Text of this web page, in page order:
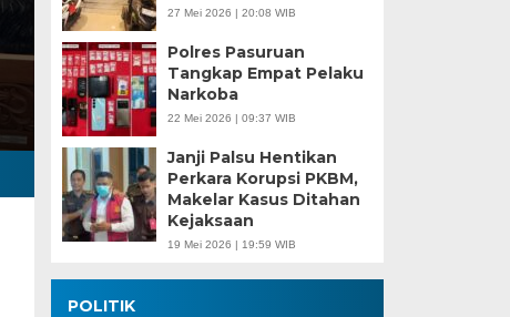
27 Mei 2026 | 20:08 WIB
Polres Pasuruan
Tangkap Empat Pelaku
Narkoba
22 Mei 2026 | 09:37 WIB
Janji Palsu Hentikan
Perkara Korupsi PKBM,
Makelar Kasus Ditahan
Kejaksaan
19 Mei 2026 | 19:59 WIB
POLITIK